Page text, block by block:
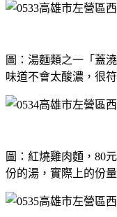
圖：湯麵類之一「蓋
味道不會太酸濃，很
圖：紅燒雞肉麵，80
份的湯，實際上的份